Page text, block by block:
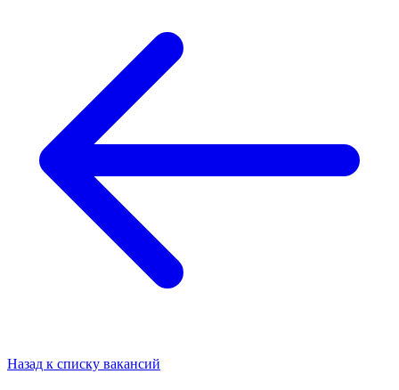
Назад к списку вакансий